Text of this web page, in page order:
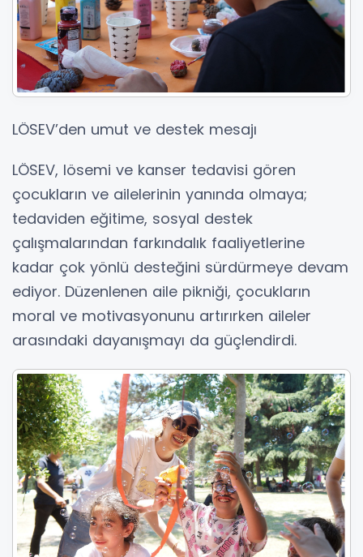
LÖSEV’den umut ve destek mesajı
LÖSEV, lösemi ve kanser tedavisi gören
çocukların ve ailelerinin yanında olmaya;
tedaviden eğitime, sosyal destek
çalışmalarından farkındalık faaliyetlerine
kadar çok yönlü desteğini sürdürmeye devam
ediyor. Düzenlenen aile pikniği, çocukların
moral ve motivasyonunu artırırken aileler
arasındaki dayanışmayı da güçlendirdi.